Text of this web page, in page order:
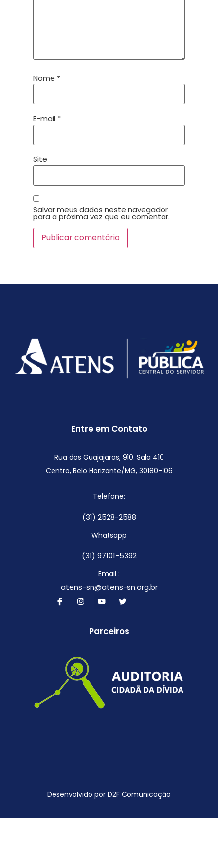
Nome *
E-mail *
Site
Salvar meus dados neste navegador
para a próxima vez que eu comentar.
Entre em Contato
Rua dos Guajajaras, 910. Sala 410
Centro, Belo Horizonte/MG, 30180-106
Telefone:
(31) 2528-2588
Whatsapp
(31) 97101-5392
Email :
atens-sn@atens-sn.org.br
Parceiros
Desenvolvido por D2F Comunicação